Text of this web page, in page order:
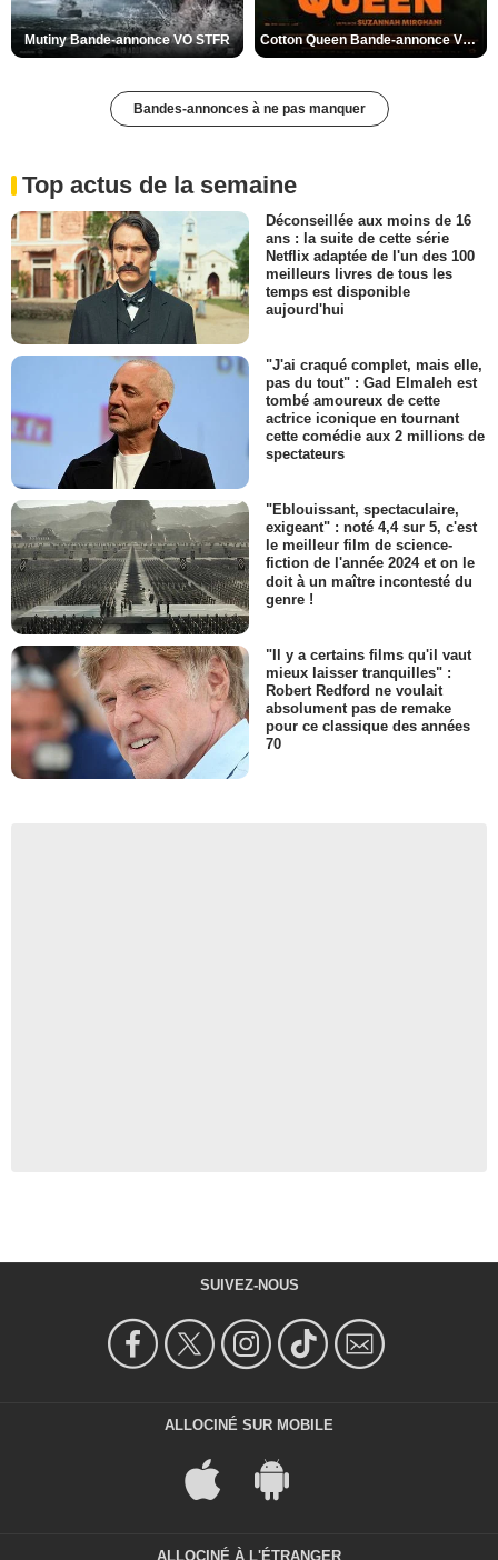
Mutiny Bande-annonce VO STFR Cotton Queen Bande-annonce VO STFR
Bandes-annonces à ne pas manquer
Top actus de la semaine
Déconseillée aux moins de 16
ans : la suite de cette série
Netflix adaptée de l'un des 100
meilleurs livres de tous les
temps est disponible
aujourd'hui
"J'ai craqué complet, mais elle,
pas du tout" : Gad Elmaleh est
tombé amoureux de cette
actrice iconique en tournant
cette comédie aux 2 millions de
spectateurs
"Eblouissant, spectaculaire,
exigeant" : noté 4,4 sur 5, c'est
le meilleur film de science-
fiction de l'année 2024 et on le
doit à un maître incontesté du
genre !
"Il y a certains films qu'il vaut
mieux laisser tranquilles" :
Robert Redford ne voulait
absolument pas de remake
pour ce classique des années
70
SUIVEZ-NOUS
ALLOCINÉ SUR MOBILE
ALLOCINÉ À L'ÉTRANGER